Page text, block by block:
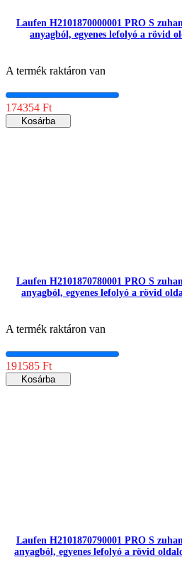
Laufen H2101870000001 PRO S
anyagból, egyenes lefolyó a rövid
A termék raktáron van
174354 Ft
Kosárba
Laufen H2101870780001 PRO S
anyagból, egyenes lefolyó a rövid
A termék raktáron van
191585 Ft
Kosárba
Laufen H2101870790001 PRO S
anyagból, egyenes lefolyó a rövid